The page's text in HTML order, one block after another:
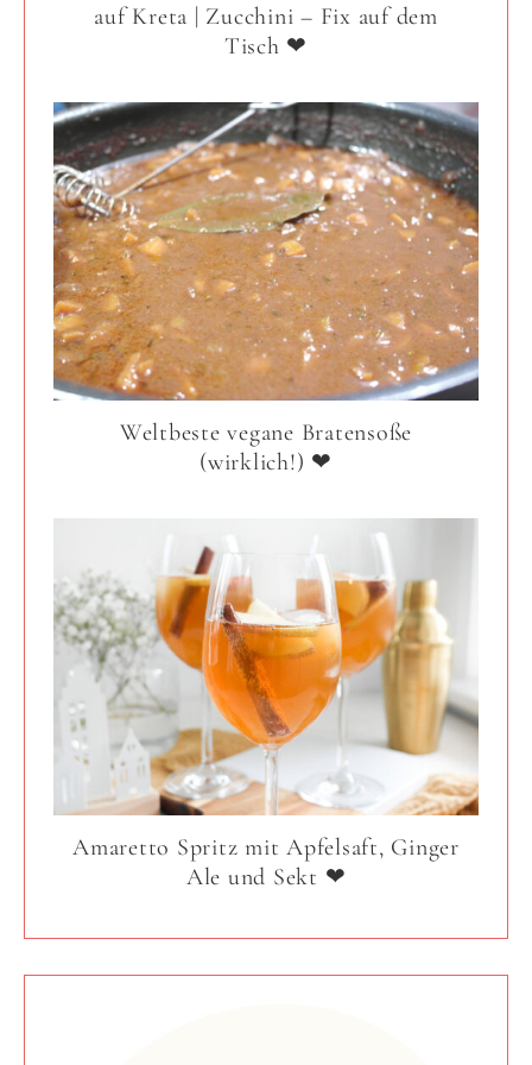
auf Kreta | Zucchini – Fix auf dem
Tisch ❤
Weltbeste vegane Bratensoße
(wirklich!) ❤
Amaretto Spritz mit Apfelsaft, Ginger
Ale und Sekt ❤